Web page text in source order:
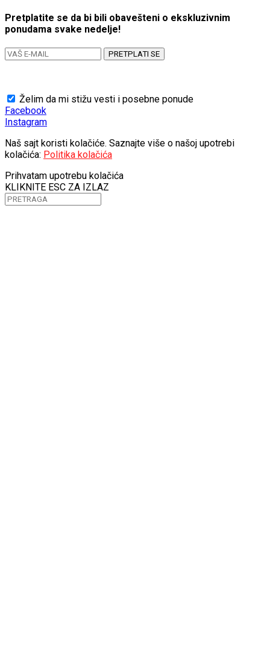
Pretplatite se da bi bili obavešteni o ekskluzivnim
ponudama svake nedelje!
PRETPLATI SE
Želim da mi stižu vesti i posebne ponude
Facebook
Instagram
Naš sajt koristi kolačiće. Saznajte više o našoj upotrebi
kolačića: Politika kolačića
Prihvatam upotrebu kolačića
KLIKNITE ESC ZA IZLAZ